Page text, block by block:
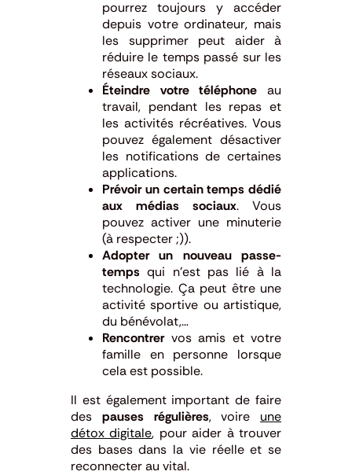
pourrez toujours y accéder
depuis votre ordinateur, mais
les supprimer peut aider à
réduire le temps passé sur les
réseaux sociaux.
Éteindre votre téléphone au
travail, pendant les repas et
les activités récréatives. Vous
pouvez également désactiver
les notifications de certaines
applications.
Prévoir un certain temps dédié
aux médias sociaux. Vous
pouvez activer une minuterie
(à respecter ;)).
Adopter un nouveau passe-
temps qui n’est pas lié à la
technologie. Ça peut être une
activité sportive ou artistique,
du bénévolat,…
Rencontrervos amis et votre
famille en personne lorsque
cela est possible.
Il est également important de faire
des pauses régulières, voire une
détox digitale, pour aider à trouver
des bases dans la vie réelle et se
reconnecter au vital.